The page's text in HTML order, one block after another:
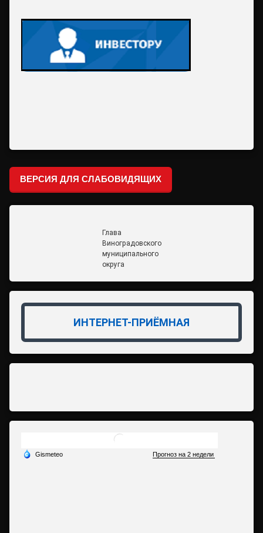
ВЕРСИЯ ДЛЯ СЛАБОВИДЯЩИХ
Глава
Виноградовского
муниципального
округа
ИНТЕРНЕТ-ПРИЁМНАЯ